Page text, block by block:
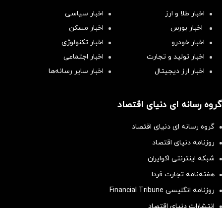
اخبار طلا و ارز
اخبار سیاسی
اخبار بورس
اخبار مسکن
اخبار خودرو
اخبار تکنولوژی
اخبار تولید و تجارت
اخبار اجتماعی
اخبار ارز دیجیتال
اخبار سایر رسانه‌‌ها
گروه رسانه ای دنیای اقتصاد
گروه رسانه ای دنیای اقتصاد
روزنامه دنیای اقتصاد
شبکه اینترنتی اکوایران
هفته‌نامه تجارت فردا
روزنامه انگلیسی Financial Tribune